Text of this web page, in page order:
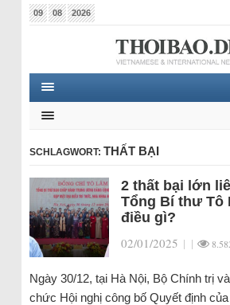
09 08 2026
SCHLAGWORT: THẤT BẠI
2 thất bại lớn
Tổng Bí thư Tô
điều gì?
02/01/2025 | |
Ngày 30/12, tại Hà Nội, Bộ Chính trị
chức Hội nghị công bố Quyết định